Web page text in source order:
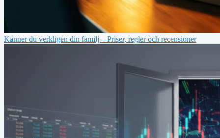
Känner du verkligen din familj – Priser, regler och recensioner